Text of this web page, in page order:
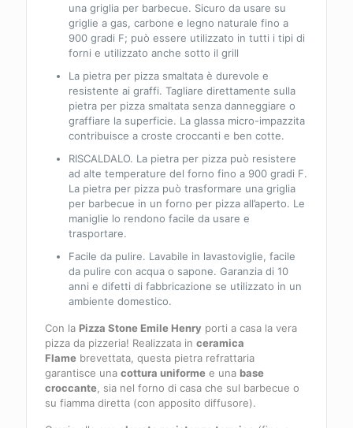
una griglia per barbecue. Sicuro da usare su
griglie a gas, carbone e legno naturale fino a
900 gradi F; può essere utilizzato in tutti i tipi di
forni e utilizzato anche sotto il grill
La pietra per pizza smaltata è durevole e
resistente ai graffi. Tagliare direttamente sulla
pietra per pizza smaltata senza danneggiare o
graffiare la superficie. La glassa micro-impazzita
contribuisce a croste croccanti e ben cotte.
RISCALDALO. La pietra per pizza può resistere
ad alte temperature del forno fino a 900 gradi F.
La pietra per pizza può trasformare una griglia
per barbecue in un forno per pizza all’aperto. Le
maniglie lo rendono facile da usare e
trasportare.
Facile da pulire. Lavabile in lavastoviglie, facile
da pulire con acqua o sapone. Garanzia di 10
anni e difetti di fabbricazione se utilizzato in un
ambiente domestico.
Con la Pizza Stone Emile Henry porti a casa la vera
pizza da pizzeria! Realizzata inceramica
Flame brevettata, questa pietra refrattaria
garantisce unacottura uniforme e una base
croccante , sia nel forno di casa che sul barbecue o
su fiamma diretta (con apposito diffusore).